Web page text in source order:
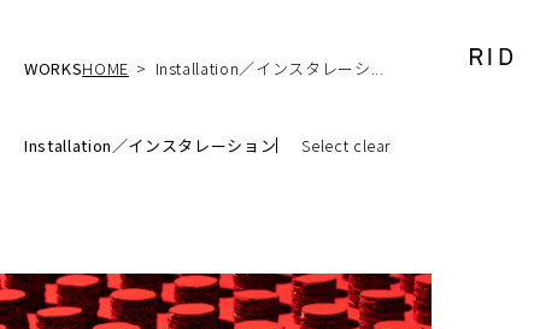
WORKSHOME Installation／インスタレーシ...
Installation／インスタレーション Select clear